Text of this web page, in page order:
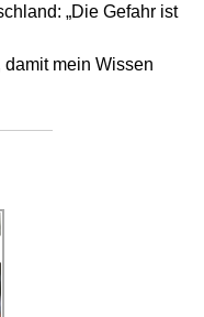
„Die Gefahr ist
damit mein Wissen